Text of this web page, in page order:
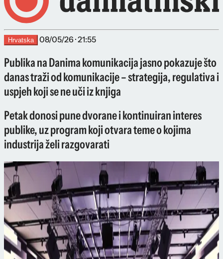
Hrvatska 08/05/26 · 21:55
Publika na Danima komunikacija jasno pokazuje što
danas traži od komunikacije – strategija, regulativa i
uspjeh koji se ne uči iz knjiga
Petak donosi pune dvorane i kontinuiran interes
publike, uz program koji otvara teme o kojima
industrija želi razgovarati